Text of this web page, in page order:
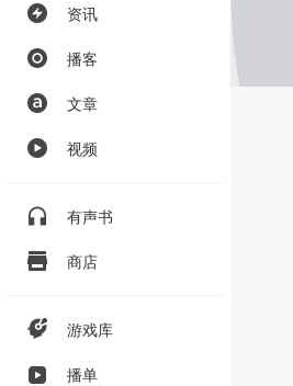
资讯
播客
文章
视频
有声书
商店
游戏库
播单